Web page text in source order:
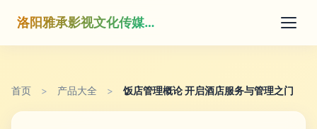
洛阳雅承影视文化传媒有限公司
首页 > 产品大全 > 饭店管理概论 开启酒店服务与管理之门